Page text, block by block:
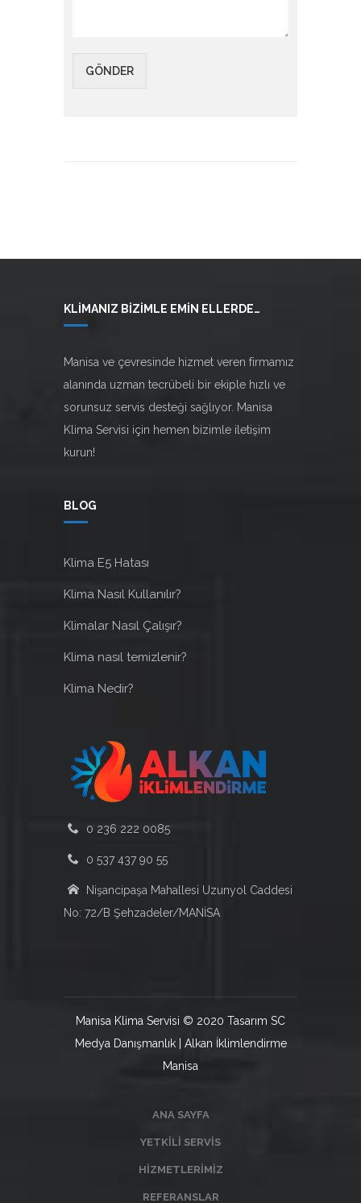
GÖNDER
KLIMANIZ BIZIMLE EMIN ELLERDE…
Manisa ve çevresinde hizmet veren firmamız
alanında uzman tecrübeli bir ekiple hızlı ve
sorunsuz servis desteği sağlıyor. Manisa
Klima Servisi için hemen bizimle iletişim
kurun!
BLOG
Klima E5 Hatası
Klima Nasıl Kullanılır?
Klimalar Nasıl Çalışır?
Klima nasıl temizlenir?
Klima Nedir?
0 236 222 0085
0 537 437 90 55
Nişancipaşa Mahallesi Uzunyol Caddesi
No: 72/B Şehzadeler/MANİSA
Manisa Klima Servisi © 2020 Tasarım SC
Medya Danışmanlık | Alkan İklimlendirme
Manisa
ANA SAYFA
YETKILI SERVIS
HIZMETLERIMIZ
REFERANSLAR